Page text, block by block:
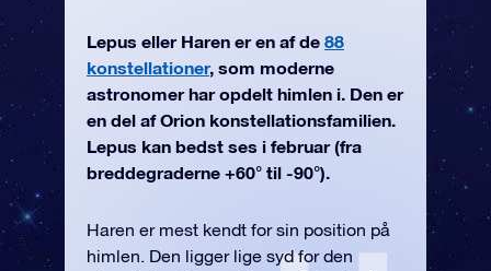
Lepus eller Haren er en af de 88
konstellationer, som moderne
astronomer har opdelt himlen i. Den er
en del af Orion konstellationsfamilien.
Lepus kan bedst ses i februar (fra
breddegraderne +60° til -90°).
Haren er mest kendt for sin position på
himlen. Den ligger lige syd for den